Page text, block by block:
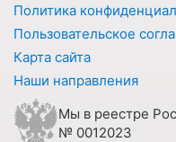
Политика
Пользовательское
Карта сайта
Наши направления
Мы в реестре
№ 0012023